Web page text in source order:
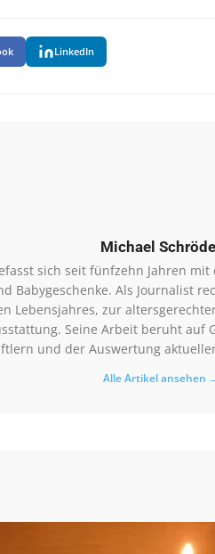
LinkedIn
Michael
sich seit fünfzehn Jahren
Babygeschenke. Als Journalist
Lebensjahres, zur
Seine Arbeit beruht auf
und der Auswertung
Alle Artikel ansehen